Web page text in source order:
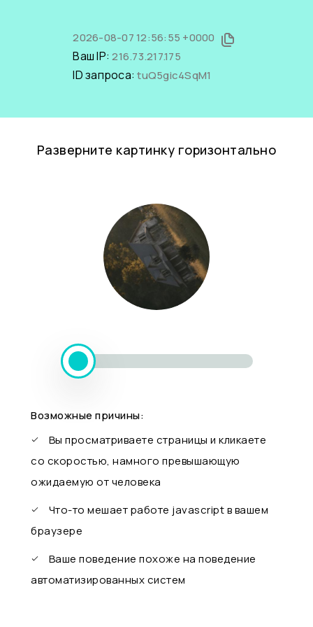
2026-08-07 12:56:55 +0000
Ваш IP:216.73.217.175
ID запроса:tuQ5gic4SqM1
Разверните картинку горизонтально
Возможные причины:
Вы просматриваете страницы и кликаете
со скоростью, намного превышающую
ожидаемую от человека
Что-то мешает работе javascript в вашем
браузере
Ваше поведение похоже на поведение
автоматизированных систем